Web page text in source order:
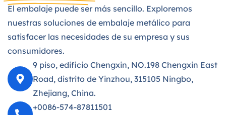
El embalaje puede ser más sencillo. Exploremos
nuestras soluciones de embalaje metálico para
satisfacer las necesidades de su empresa y sus
consumidores.
9 piso, edificio Chengxin, NO.198 Chengxin East
Road, distrito de Yinzhou, 315105 Ningbo,
Zhejiang, China.
+0086-574-87811501